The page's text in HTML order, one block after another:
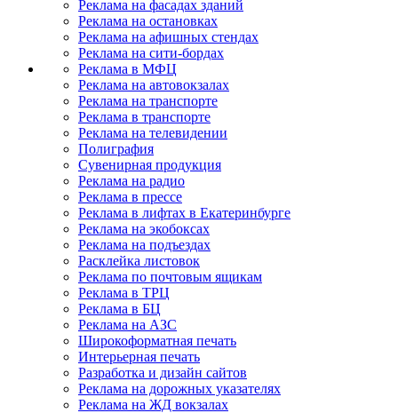
Реклама на фасадах зданий
Реклама на остановках
Реклама на афишных стендах
Реклама на сити-бордах
Реклама в МФЦ
Реклама на автовокзалах
Реклама на транспорте
Реклама в транспорте
Реклама на телевидении
Полиграфия
Сувенирная продукция
Реклама на радио
Реклама в прессе
Реклама в лифтах в Екатеринбурге
Реклама на экобоксах
Реклама на подъездах
Расклейка листовок
Реклама по почтовым ящикам
Реклама в ТРЦ
Реклама в БЦ
Реклама на АЗС
Широкоформатная печать
Интерьерная печать
Разработка и дизайн сайтов
Реклама на дорожных указателях
Реклама на ЖД вокзалах